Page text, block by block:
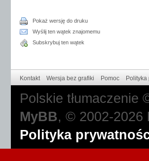
Pokaż wersję do druku
Wyślij ten wątek znajomemu
Subskrybuj ten wątek
Kontakt Wersja bez grafiki Pomoc
Polskie tłumaczenie
MyBB, © 2002-2026
Polityka